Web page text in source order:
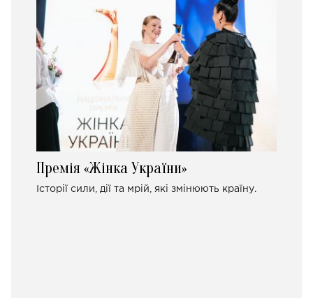
Премія «Жінка України»
Історії сили, дії та мрій, які змінюють країну.